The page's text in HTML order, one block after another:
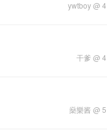
ywtboy@
干爹 @
燊樂酱@